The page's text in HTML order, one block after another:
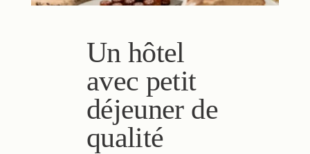
Un hôtel
avec petit
déjeuner de
qualité